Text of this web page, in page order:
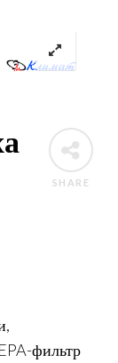
SHARE
фильтр